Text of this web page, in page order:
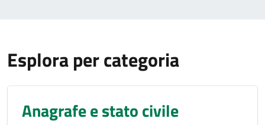
Esplora per categoria
Anagrafe e stato civile